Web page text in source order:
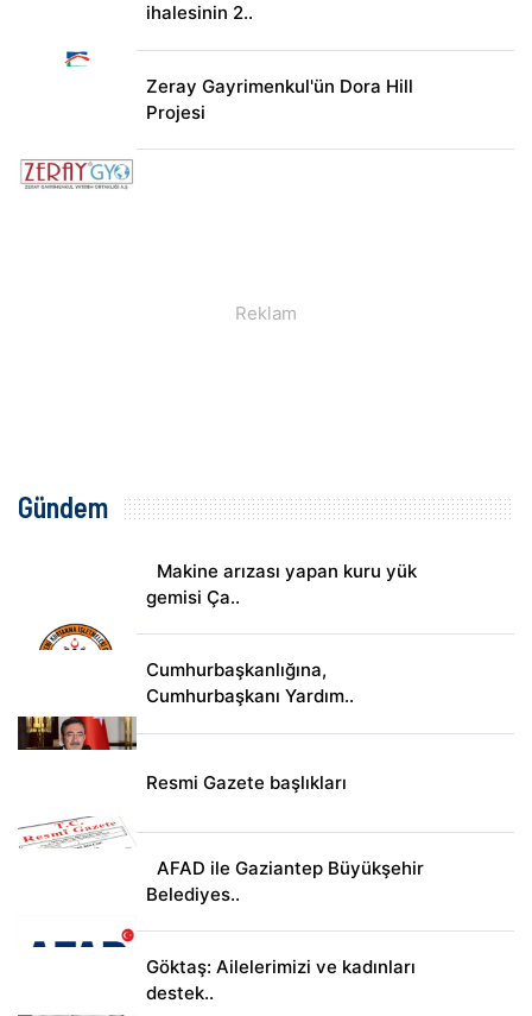
ihalesinin 2..
Zeray Gayrimenkul'ün Dora Hill
Projesi
Gündem
Makine arızası yapan kuru yük
gemisi Ça..
Cumhurbaşkanlığına,
Cumhurbaşkanı Yardım..
Resmi Gazete başlıkları
AFAD ile Gaziantep Büyükşehir
Belediyes..
Göktaş: Ailelerimizi ve kadınları
destek..